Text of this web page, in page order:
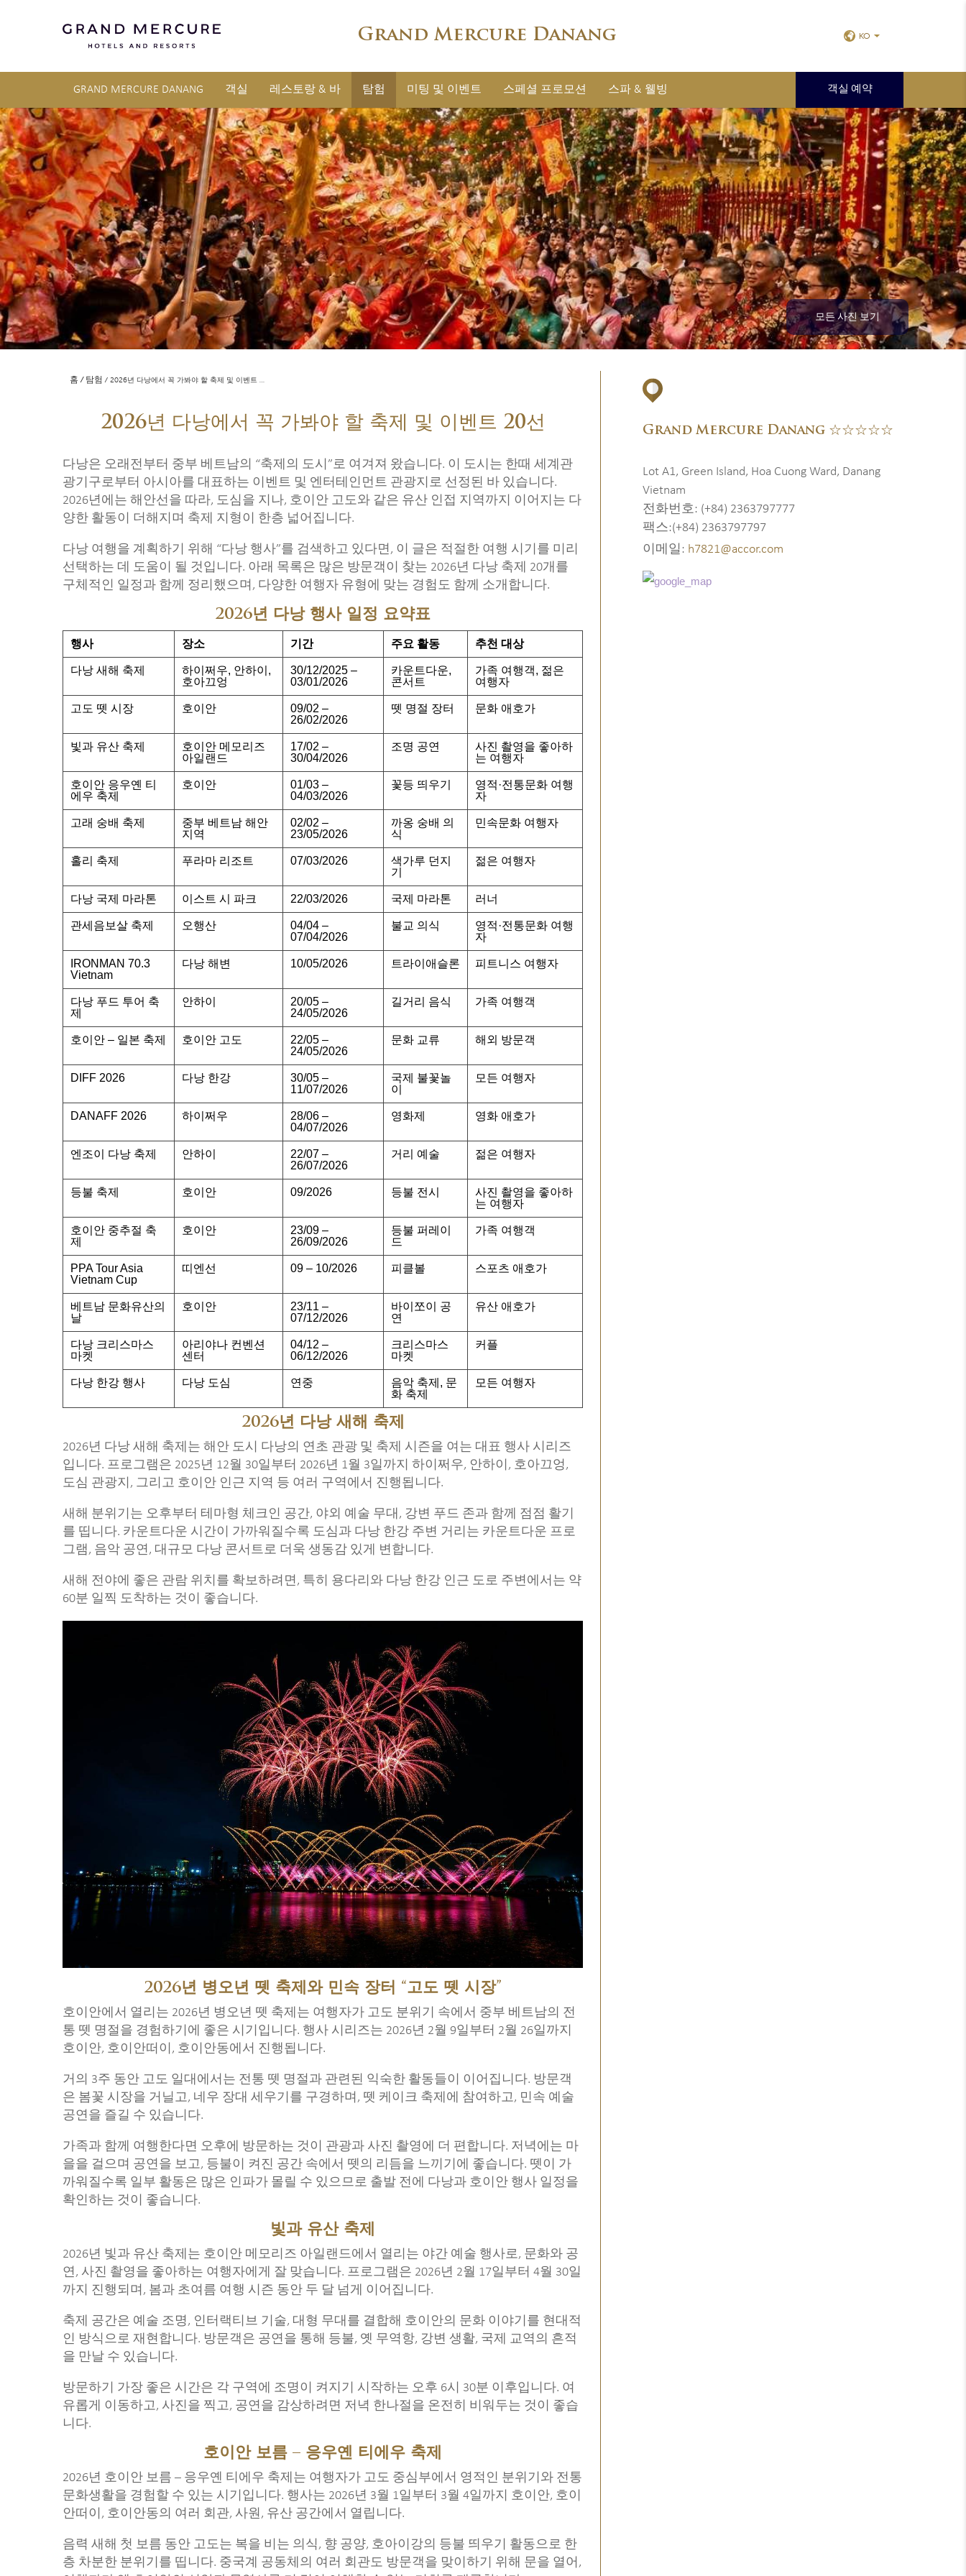
Grand Mercure Danang KO
GRAND MERCURE DANANG 객실 레스토랑 & 바 탐험 미팅 및 이벤트 스페셜 프로모션 스파 & 웰빙 객실 예약
모든 사진 보기
홈 탐험 2026년 다낭에서 꼭 가봐야 할 축제 및 이벤트 …
2026년 다낭에서 꼭 가봐야 할 축제 및 이벤트 20선
다낭은 오래전부터 중부 베트남의 “축제의 도시”로 여겨져 왔습니다. 이 도시는 한때 세계관
광기구로부터 아시아를 대표하는 이벤트 및 엔터테인먼트 관광지로 선정된 바 있습니다.
2026년에는 해안선을 따라, 도심을 지나, 호이안 고도와 같은 유산 인접 지역까지 이어지는 다
양한 활동이 더해지며 축제 지형이 한층 넓어집니다.
다낭 여행을 계획하기 위해 “다낭 행사”를 검색하고 있다면, 이 글은 적절한 여행 시기를 미리
선택하는 데 도움이 될 것입니다. 아래 목록은 많은 방문객이 찾는 2026년 다낭 축제 20개를
구체적인 일정과 함께 정리했으며, 다양한 여행자 유형에 맞는 경험도 함께 소개합니다.
2026년 다낭 행사 일정 요약표
행사 장소 기간 주요 활동 추천 대상
다낭 새해 축제
하이쩌우, 안하이,
호아끄엉
30/12/2025 –
03/01/2026
카운트다운,
콘서트
가족 여행객, 젊은
여행자
고도 뗏 시장 호이안
09/02 –
26/02/2026
뗏 명절 장터 문화 애호가
빛과 유산 축제
호이안 메모리즈
아일랜드
17/02 –
30/04/2026
조명 공연
사진 촬영을 좋아하
는 여행자
호이안 응우옌 티
에우 축제
호이안
01/03 –
04/03/2026
꽃등 띄우기
영적·전통문화 여행
자
고래 숭배 축제
중부 베트남 해안
지역
02/02 –
23/05/2026
까옹 숭배 의
식
민속문화 여행자
홀리 축제 푸라마 리조트 07/03/2026
색가루 던지
기
젊은 여행자
다낭 국제 마라톤 이스트 시 파크 22/03/2026 국제 마라톤 러너
관세음보살 축제 오행산
04/04 –
07/04/2026
불교 의식
영적·전통문화 여행
자
IRONMAN 70.3
Vietnam
다낭 해변 10/05/2026 트라이애슬론 피트니스 여행자
다낭 푸드 투어 축
제
안하이
20/05 –
24/05/2026
길거리 음식 가족 여행객
호이안 – 일본 축제 호이안 고도
22/05 –
24/05/2026
문화 교류 해외 방문객
DIFF 2026 다낭 한강
30/05 –
11/07/2026
국제 불꽃놀
이
모든 여행자
DANAFF 2026 하이쩌우
28/06 –
04/07/2026
영화제 영화 애호가
엔조이 다낭 축제 안하이
22/07 –
26/07/2026
거리 예술 젊은 여행자
등불 축제 호이안 09/2026 등불 전시
사진 촬영을 좋아하
는 여행자
호이안 중추절 축
제
호이안
23/09 –
26/09/2026
등불 퍼레이
드
가족 여행객
PPA Tour Asia
Vietnam Cup
띠엔선 09 – 10/2026 피클볼 스포츠 애호가
베트남 문화유산의
날
호이안
23/11 –
07/12/2026
바이쪼이 공
연
유산 애호가
다낭 크리스마스
마켓
아리야나 컨벤션
센터
04/12 –
06/12/2026
크리스마스
마켓
커플
다낭 한강 행사 다낭 도심 연중
음악 축제, 문
화 축제
모든 여행자
2026년 다낭 새해 축제
2026년 다낭 새해 축제는 해안 도시 다낭의 연초 관광 및 축제 시즌을 여는 대표 행사 시리즈
입니다. 프로그램은 2025년 12월 30일부터 2026년 1월 3일까지 하이쩌우, 안하이, 호아끄엉,
도심 관광지, 그리고 호이안 인근 지역 등 여러 구역에서 진행됩니다.
새해 분위기는 오후부터 테마형 체크인 공간, 야외 예술 무대, 강변 푸드 존과 함께 점점 활기
를 띱니다. 카운트다운 시간이 가까워질수록 도심과 다낭 한강 주변 거리는 카운트다운 프로
그램, 음악 공연, 대규모 다낭 콘서트로 더욱 생동감 있게 변합니다.
새해 전야에 좋은 관람 위치를 확보하려면, 특히 용다리와 다낭 한강 인근 도로 주변에서는 약
60분 일찍 도착하는 것이 좋습니다.
2026년 병오년 뗏 축제와 민속 장터 “고도 뗏 시장”
호이안에서 열리는 2026년 병오년 뗏 축제는 여행자가 고도 분위기 속에서 중부 베트남의 전
통 뗏 명절을 경험하기에 좋은 시기입니다. 행사 시리즈는 2026년 2월 9일부터 2월 26일까지
호이안, 호이안떠이, 호이안동에서 진행됩니다.
거의 3주 동안 고도 일대에서는 전통 뗏 명절과 관련된 익숙한 활동들이 이어집니다. 방문객
은 봄꽃 시장을 거닐고, 네우 장대 세우기를 구경하며, 뗏 케이크 축제에 참여하고, 민속 예술
공연을 즐길 수 있습니다.
가족과 함께 여행한다면 오후에 방문하는 것이 관광과 사진 촬영에 더 편합니다. 저녁에는 마
을을 걸으며 공연을 보고, 등불이 켜진 공간 속에서 뗏의 리듬을 느끼기에 좋습니다. 뗏이 가
까워질수록 일부 활동은 많은 인파가 몰릴 수 있으므로 출발 전에 다낭과 호이안 행사 일정을
확인하는 것이 좋습니다.
빛과 유산 축제
2026년 빛과 유산 축제는 호이안 메모리즈 아일랜드에서 열리는 야간 예술 행사로, 문화와 공
연, 사진 촬영을 좋아하는 여행자에게 잘 맞습니다. 프로그램은 2026년 2월 17일부터 4월 30일
까지 진행되며, 봄과 초여름 여행 시즌 동안 두 달 넘게 이어집니다.
축제 공간은 예술 조명, 인터랙티브 기술, 대형 무대를 결합해 호이안의 문화 이야기를 현대적
인 방식으로 재현합니다. 방문객은 공연을 통해 등불, 옛 무역항, 강변 생활, 국제 교역의 흔적
을 만날 수 있습니다.
방문하기 가장 좋은 시간은 각 구역에 조명이 켜지기 시작하는 오후 6시 30분 이후입니다. 여
유롭게 이동하고, 사진을 찍고, 공연을 감상하려면 저녁 한나절을 온전히 비워두는 것이 좋습
니다.
호이안 보름 – 응우옌 티에우 축제
2026년 호이안 보름 – 응우옌 티에우 축제는 여행자가 고도 중심부에서 영적인 분위기와 전통
문화생활을 경험할 수 있는 시기입니다. 행사는 2026년 3월 1일부터 3월 4일까지 호이안, 호이
안떠이, 호이안동의 여러 회관, 사원, 유산 공간에서 열립니다.
음력 새해 첫 보름 동안 고도는 복을 비는 의식, 향 공양, 호아이강의 등불 띄우기 활동으로 한
층 차분한 분위기를 띱니다. 중국계 공동체의 여러 회관도 방문객을 맞이하기 위해 문을 열어,
Grand Mercure Danang ☆☆☆☆☆
Lot A1, Green Island, Hoa Cuong Ward, Danang
Vietnam
전화번호: (+84) 2363797777
팩스:(+84) 2363797797
이메일: h7821@accor.com